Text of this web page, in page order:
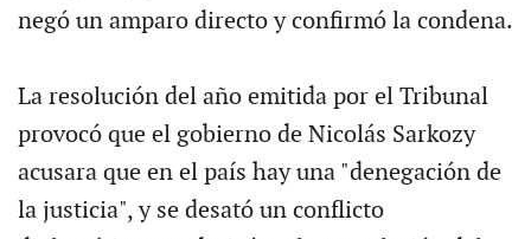
negó un amparo directo y confirmó la condena.
La resolución del año emitida por el Tribunal
provocó que el gobierno de Nicolás Sarkozy
acusara que en el país hay una "denegación de
la justicia", y se desató un conflicto